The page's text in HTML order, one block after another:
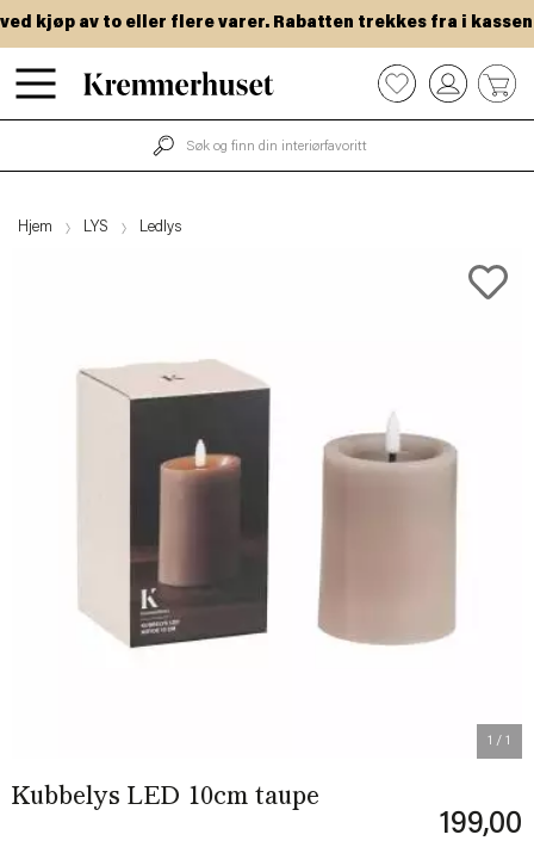
Hopp
til
kjøp av to eller flere varer. Rabatten trekkes fra i kassen.
0
Hjem LYS Ledlys
1 / 1
Kubbelys LED 10cm taupe
199,00